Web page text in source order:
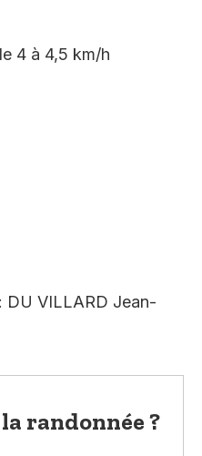
4 à 4,5 km/h
: DU VILLARD Jean-
randonnée ?